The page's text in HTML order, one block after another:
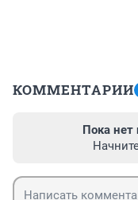
КОММЕНТАРИИ
Пока нет